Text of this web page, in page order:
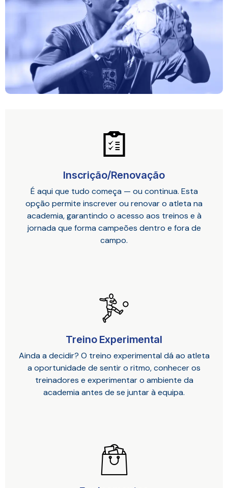
Inscrição/Renovação
É aqui que tudo começa — ou continua. Esta
opção permite inscrever ou renovar o atleta na
academia, garantindo o acesso aos treinos e à
jornada que forma campeões dentro e fora de
campo.
Treino Experimental
Ainda a decidir? O treino experimental dá ao atleta
a oportunidade de sentir o ritmo, conhecer os
treinadores e experimentar o ambiente da
academia antes de se juntar à equipa.